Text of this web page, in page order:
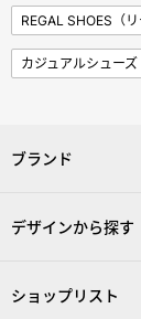
REGAL SHOES（リ
カジュアルシューズ
ブランド
デザインから探す
ショップリスト